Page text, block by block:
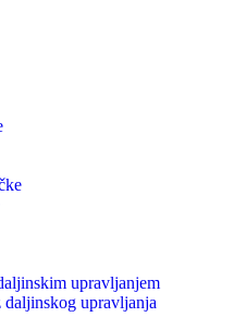
upravljanjem
daljinskog upravljanja